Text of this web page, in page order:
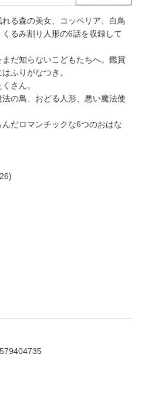
る森の美女、コッペリア、白鳥
るみ割り人形の6話を収録して
だ知らないこどもたちへ。鑑賞
ふりがなつき。
さん。
の鳥、おどる人形、悪い魔法使
だロマンチックな6つのおはな